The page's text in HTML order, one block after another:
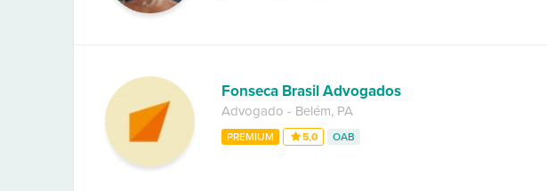
Fonseca Brasil Advogados
Advogado - Belém, PA
PREMIUM 5,0 OAB